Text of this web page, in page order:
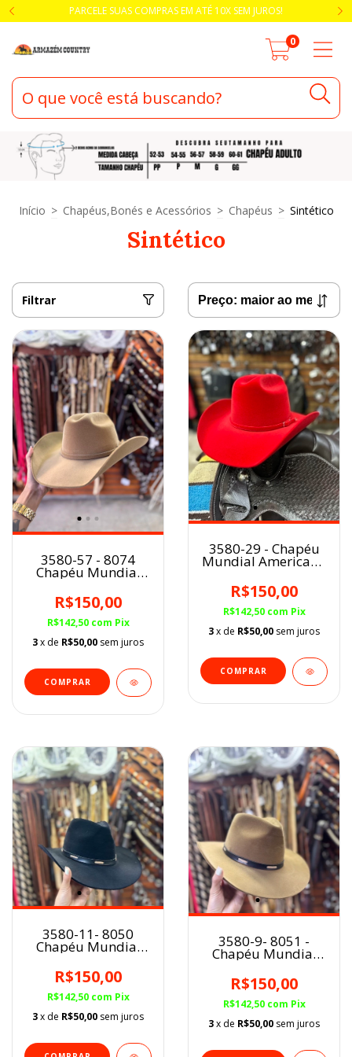
PARCELE SUAS COMPRAS EM ATÉ 10X SEM JUROS!
0
Início > Chapéus,Bonés e Acessórios > Chapéus > Sintético
Sintético
Filtrar
3580-57 - 8074
Chapéu Mundial
Americano Areia
Aba 10 Sintético
E.V.A. Flocado
R$150,00
R$142,50 com Pix
3x de R$50,00 sem juros
COMPRAR
3580-29 - Chapéu
Mundial Americano
Sintético
R$150,00
R$142,50 com Pix
3x de R$50,00 sem juros
COMPRAR
3580-11- 8050
Chapéu Mundial
Rancho Preto Aba 8
E.V.A Flocado
R$150,00
R$142,50 com Pix
3x de R$50,00 sem juros
3580-9- 8051 -
Chapéu Mundial
Social Rancho
Aveludado Aba 8
Castor E.V.A
Flocado
R$150,00
R$142,50 com Pix
3x de R$50,00 sem juros